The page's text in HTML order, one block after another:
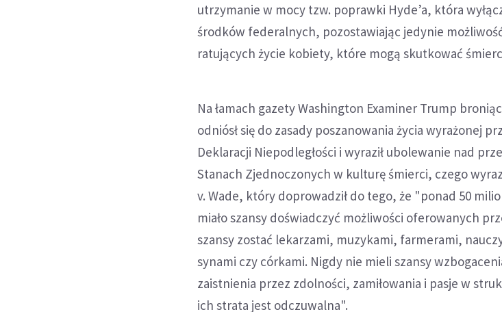
utrzymanie w mocy tzw. poprawki Hyde’a, która
środków federalnych, pozostawiając jedynie
ratujących życie kobiety, które mogą skutkować
Na łamach gazety Washington Examiner Trump
odniósł się do zasady poszanowania życia wyrażonej
Deklaracji Niepodległości i wyraził ubolewanie nad
Stanach Zjednoczonych w kulturę śmierci, czego
v. Wade, który doprowadził do tego, że "ponad 50
miało szansy doświadczyć możliwości oferowanych
szansy zostać lekarzami, muzykami, farmerami,
synami czy córkami. Nigdy nie mieli szansy
zaistnienia przez zdolności, zamiłowania i pasje w
ich strata jest odczuwalna".